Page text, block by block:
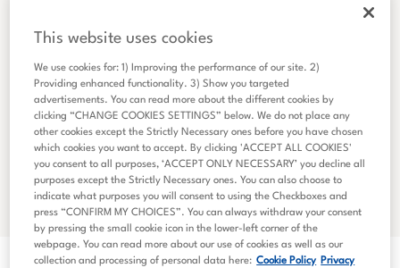
This website uses cookies
We use cookies for: 1) Improving the performance of our site. 2)
Providing enhanced functionality. 3) Show you targeted
advertisements. You can read more about the different cookies by
clicking “CHANGE COOKIES SETTINGS” below. We do not place any
other cookies except the Strictly Necessary ones before you have chosen
which cookies you want to accept. By clicking 'ACCEPT ALL COOKIES'
you consent to all purposes, ‘ACCEPT ONLY NECESSARY’ you decline all
purposes except the Strictly Necessary ones. You can also choose to
indicate what purposes you will consent to using the Checkboxes and
press “CONFIRM MY CHOICES”. You can always withdraw your consent
by pressing the small cookie icon in the lower-left corner of the
webpage. You can read more about our use of cookies as well as our
collection and processing of personal data here: Cookie Policy Privacy